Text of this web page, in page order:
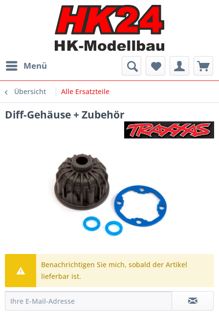
Menü
Übersicht Alle Ersatzteile
Diff-Gehäuse + Zubehör
Benachrichtigen Sie mich, sobald der Artikel
lieferbar ist.